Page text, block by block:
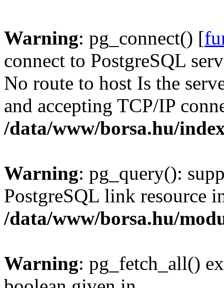
Warning: pg_connect() [
connect to PostgreSQL
No route to host Is the
and accepting TCP/IP
/data/www/borsa.hu/
Warning: pg_query():
PostgreSQL link resource
/data/www/borsa.hu/
Warning: pg_fetch_all()